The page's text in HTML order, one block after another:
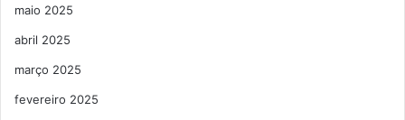
maio 2025
abril 2025
março 2025
fevereiro 2025